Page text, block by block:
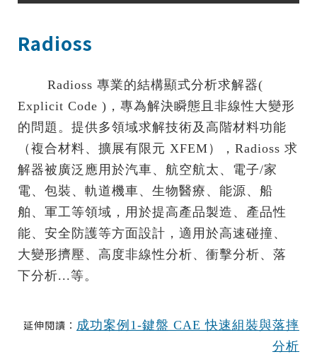
Radioss
Radioss 專業的結構顯式分析求解器(
Explicit Code )，專為解決瞬態且非線性大變形
的問題。提供多領域求解技術及高階材料功能
（複合材料、擴展有限元 XFEM），Radioss 求
解器被廣泛應用於汽車、航空航太、電子/家
電、包裝、軌道機車、生物醫療、能源、船
舶、軍工等領域，用於提高產品製造、產品性
能、安全防護等方面設計，適用於高速碰撞、
大變形擠壓、高度非線性分析、衝擊分析、落
下分析...等。
延伸閱讀： 成功案例1-鍵盤 CAE 快速組裝與落摔
分析